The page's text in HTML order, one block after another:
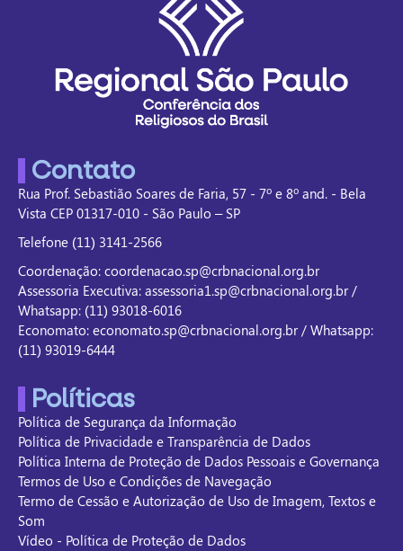
Contato
Rua Prof. Sebastião Soares de Faria, 57 - 7º e 8º and. - Bela
Vista CEP 01317-010 - São Paulo – SP
Telefone (11) 3141-2566
Coordenação: coordenacao.sp@crbnacional.org.br
Assessoria Executiva: assessoria1.sp@crbnacional.org.br /
Whatsapp: (11) 93018-6016
Economato: economato.sp@crbnacional.org.br / Whatsapp:
(11) 93019-6444
Políticas
Política de Segurança da Informação
Política de Privacidade e Transparência de Dados
Política Interna de Proteção de Dados Pessoais e Governança
Termos de Uso e Condições de Navegação
Termo de Cessão e Autorização de Uso de Imagem, Textos e
Som
Vídeo - Política de Proteção de Dados